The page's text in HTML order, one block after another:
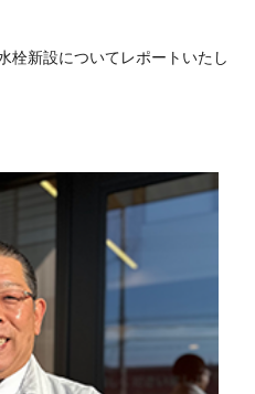
栓新設についてレポートいたし